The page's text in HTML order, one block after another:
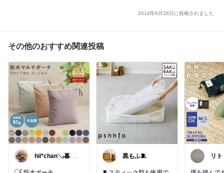
2014年8月28日に投稿されました
その他のおすすめ関連投稿
hii*chan𓂅暮ら
黒もふ🧵 リト